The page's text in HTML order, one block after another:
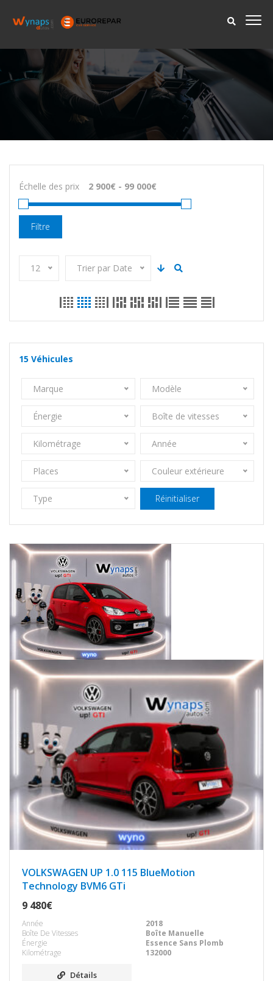
Échelle des prix
Filtre
12 Trier par Date
15 Véhicules
Marque Modèle
Énergie Boîte de vitesses
Kilométrage Année
Places Couleur extérieure
Type Réinitialiser
VOLKSWAGEN UP 1.0 115 BlueMotion
Technology BVM6 GTi
9 480€
Année
2018
Boîte De Vitesses
Boîte Manuelle
Énergie
Essence Sans Plomb
Kilométrage
132000
Détails